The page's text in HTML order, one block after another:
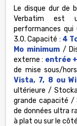
Le disque dur de
Verbatim est
performances
3.0.Capacité : 4
Mo minimum/
externe : entrée +
de mise sous/
Vista, 7, 8 ou
ultérieure /
grande capacité /
de données ultra
à plat ou sur le